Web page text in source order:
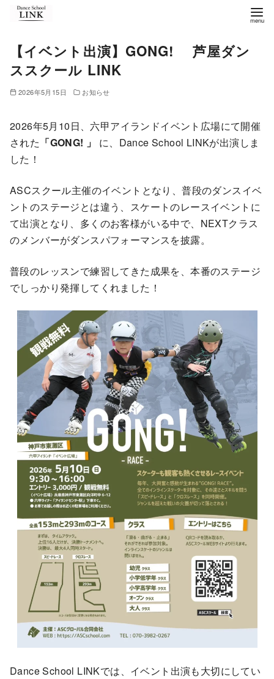
【イベント出演】GONG! 芦屋ダン
ススクール LINK
2026年5月15日 お知らせ
2026年5月10日、六甲アイランドイベント広場にて開催
された 「GONG! 」
に、Dance School LINKが出演しま
した！
ASCスクール主催のイベントとなり、普段のダンスイベ
ントのステージとは違う、スケートのレースイベントに
て出演となり、多くのお客様がいる中で、NEXTクラス
のメンバーがダンスパフォーマンスを披露。
普段のレッスンで練習してきた成果を、本番のステージ
でしっかり発揮してくれました！
Dance School LINKでは、イベント出演も大切にしてい